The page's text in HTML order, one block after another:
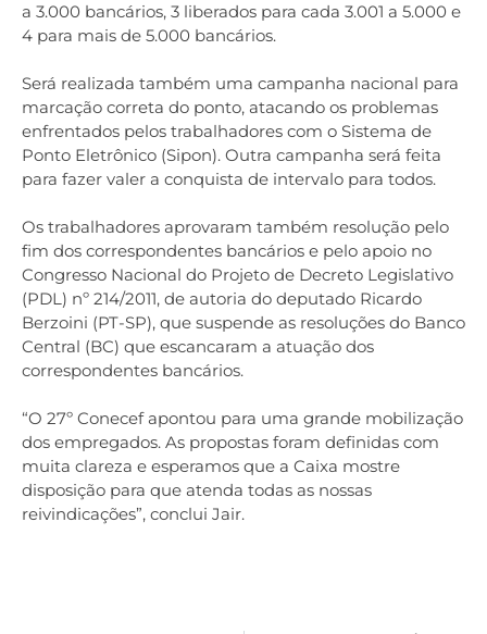
a 3.000 bancários, 3 liberados para cada 3.001 a 5.000 e
4 para mais de 5.000 bancários.
Será realizada também uma campanha nacional para
marcação correta do ponto, atacando os problemas
enfrentados pelos trabalhadores com o Sistema de
Ponto Eletrônico (Sipon). Outra campanha será feita
para fazer valer a conquista de intervalo para todos.
Os trabalhadores aprovaram também resolução pelo
fim dos correspondentes bancários e pelo apoio no
Congresso Nacional do Projeto de Decreto Legislativo
(PDL) nº 214/2011, de autoria do deputado Ricardo
Berzoini (PT-SP), que suspende as resoluções do Banco
Central (BC) que escancaram a atuação dos
correspondentes bancários.
“O 27º Conecef apontou para uma grande mobilização
dos empregados. As propostas foram definidas com
muita clareza e esperamos que a Caixa mostre
disposição para que atenda todas as nossas
reivindicações”, conclui Jair.